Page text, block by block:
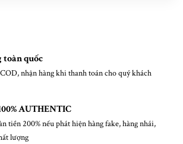
toàn quốc
nhận hàng khi thanh toán cho quý khách
AUTHENTIC
tiền 200% nếu phát hiện hàng fake, hàng nhái,
lượng